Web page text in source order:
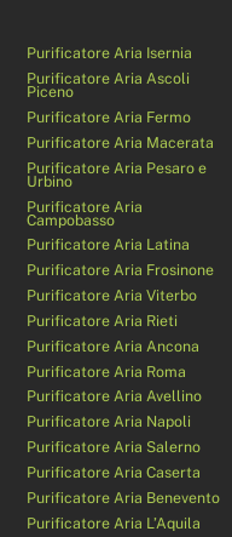
Purificatore Aria Isernia
Purificatore Aria Ascoli
Piceno
Purificatore Aria Fermo
Purificatore Aria Macerata
Purificatore Aria Pesaro e
Urbino
Purificatore Aria
Campobasso
Purificatore Aria Latina
Purificatore Aria Frosinone
Purificatore Aria Viterbo
Purificatore Aria Rieti
Purificatore Aria Ancona
Purificatore Aria Roma
Purificatore Aria Avellino
Purificatore Aria Napoli
Purificatore Aria Salerno
Purificatore Aria Caserta
Purificatore Aria Benevento
Purificatore Aria L’Aquila